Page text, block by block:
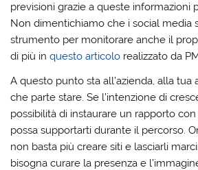
previsioni grazie a queste informazioni
Non dimentichiamo che i social media
strumento per monitorare anche il
di più inquesto articolo realizzato da
A questo punto sta all’azienda, alla tua
che parte stare. Se l’intenzione di
possibilità di instaurare un rapporto con
possa supportarti durante il percorso.
non basta più creare siti e lasciarli
bisogna curare la presenza e